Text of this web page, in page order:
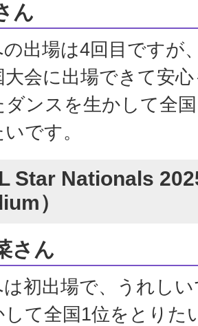
ん
出場は4回目ですが
大会に出場できて安
ンスを生かして全
です。
Star Nationals
）
さん
初出場で、うれし
して全国1位をとりた